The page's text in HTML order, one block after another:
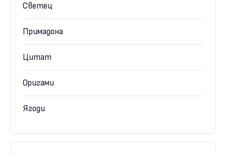
Светец
Примадона
Цитат
Оригами
Ягоди